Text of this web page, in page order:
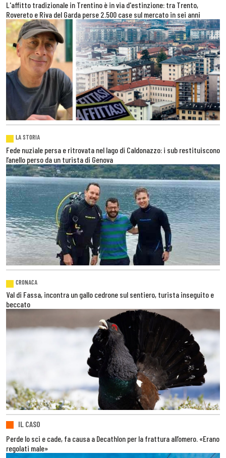
L'affitto tradizionale in Trentino è in via d'estinzione: tra Trento,
Rovereto e Riva del Garda perse 2.500 case sul mercato in sei anni
LA STORIA
Fede nuziale persa e ritrovata nel lago di Caldonazzo: i sub restituiscono
l’anello perso da un turista di Genova
CRONACA
Val di Fassa, incontra un gallo cedrone sul sentiero, turista inseguito e
beccato
IL CASO
Perde lo sci e cade, fa causa a Decathlon per la frattura all’omero. «Erano
regolati male»